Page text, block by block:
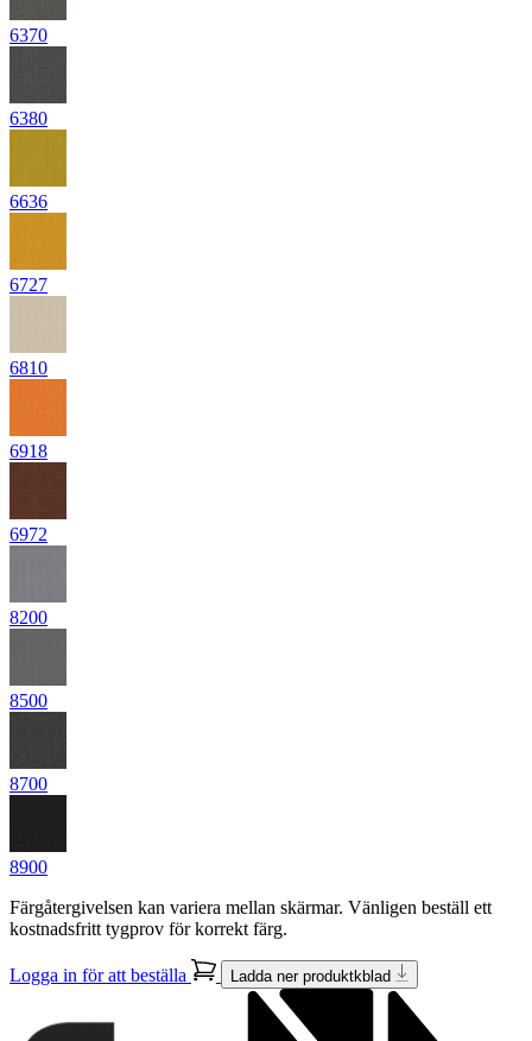
6370
6380
6636
6727
6810
6918
6972
8200
8500
8700
8900
Färgåtergivelsen kan variera mellan skärmar. Vänligen beställ ett
kostnadsfritt tygprov för korrekt färg.
Logga in för att beställa Ladda ner produktkblad